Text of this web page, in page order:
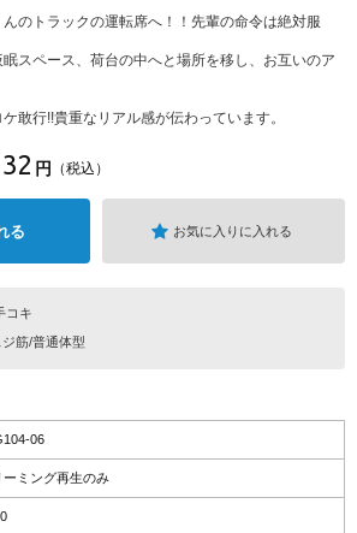
のトラックの運転席へ！！先輩の命令は絶対服
スペース、荷台の中へと場所を移し、お互いのア
敢行!!貴重なリアル感が伝わっています。
円 （税込）
る お気に入りに入れる
コキ
ジ筋/普通体型
06
ーミング再生のみ